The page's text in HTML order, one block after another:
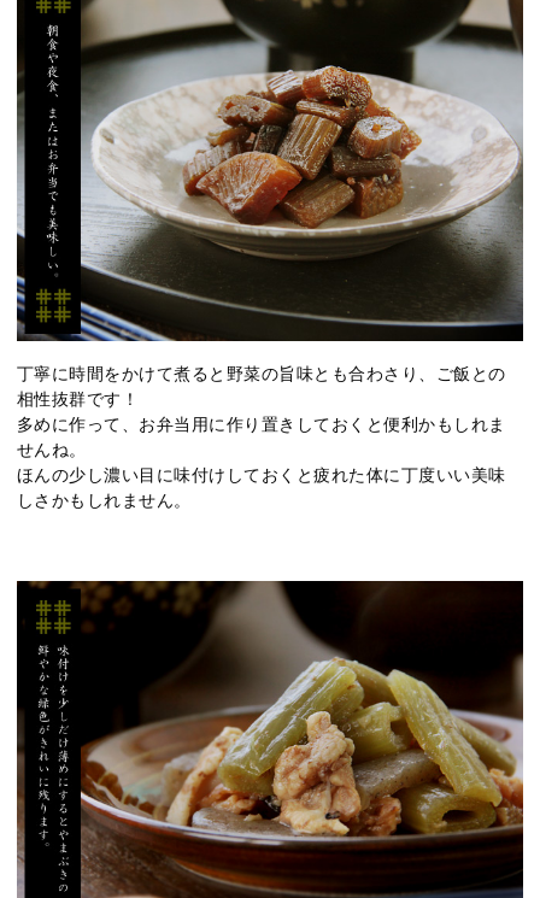
丁寧に時間をかけて煮ると野菜の旨味とも合わさり、ご飯との
相性抜群です！
多めに作って、お弁当用に作り置きしておくと便利かもしれま
せんね。
ほんの少し濃い目に味付けしておくと疲れた体に丁度いい美味
しさかもしれません。